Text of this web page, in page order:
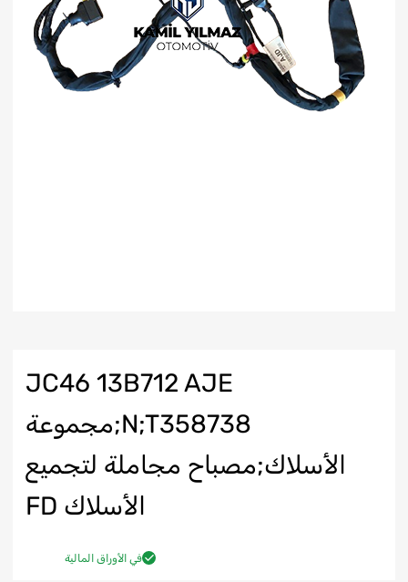
JC46 13B712 AJE
N;T358738;مجموعة
الأسلاك;مصباح مجاملة لتجميع
الأسلاك FD
في الأوراق المالية